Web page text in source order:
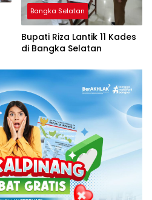
Bangka Selatan
Bupati Riza Lantik 11 Kades
di Bangka Selatan